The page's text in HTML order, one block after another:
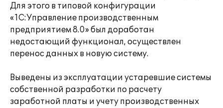
Для этого в типовой конфигурации
«1С:Управление производственным
предприятием 8.0» был доработан
недостающий функционал, осуществлен
перенос данных в новую систему.
Выведены из эксплуатации устаревшие системы
собственной разработки по расчету
заработной платы и учету производственных